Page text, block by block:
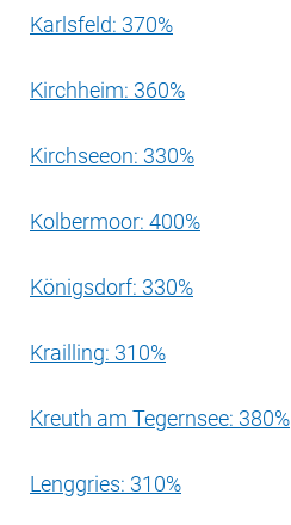
Karlsfeld: 370%
Kirchheim: 360%
Kirchseeon: 330%
Kolbermoor: 400%
Königsdorf: 330%
Krailling: 310%
Kreuth am Tegernsee: 380%
Lenggries: 310%